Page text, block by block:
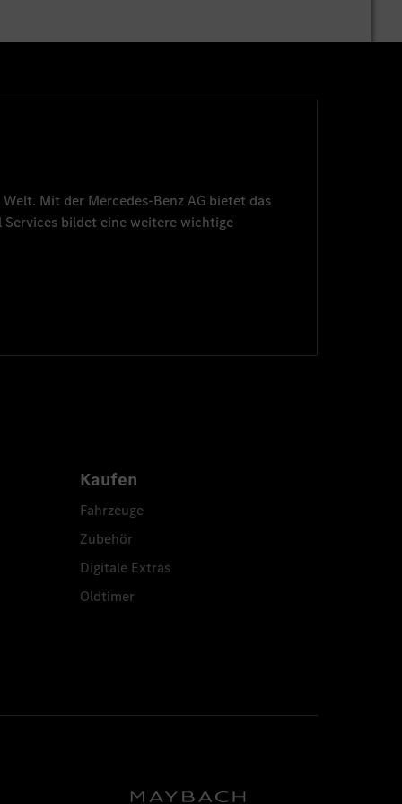
Mit der Mercedes-Benz AG bietet das
Services bildet eine weitere wichtige
Kaufen
Fahrzeuge
Zubehör
Digitale Extras
Oldtimer